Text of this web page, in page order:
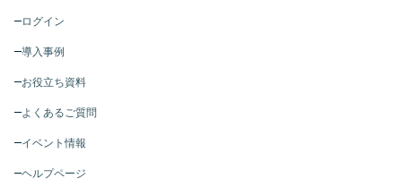
ログイン
導入事例
お役立ち資料
よくあるご質問
イベント情報
ヘルプページ